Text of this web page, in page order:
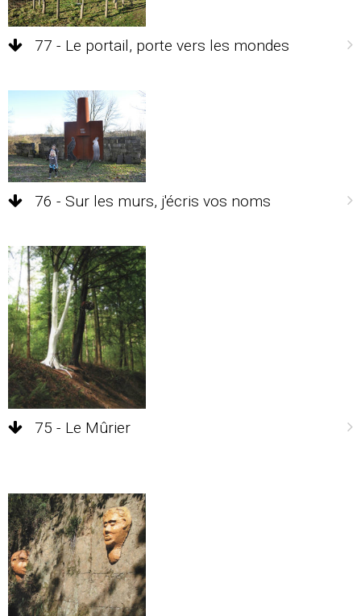
77 - Le portail, porte vers les mondes
76 - Sur les murs, j'écris vos noms
75 - Le Mûrier